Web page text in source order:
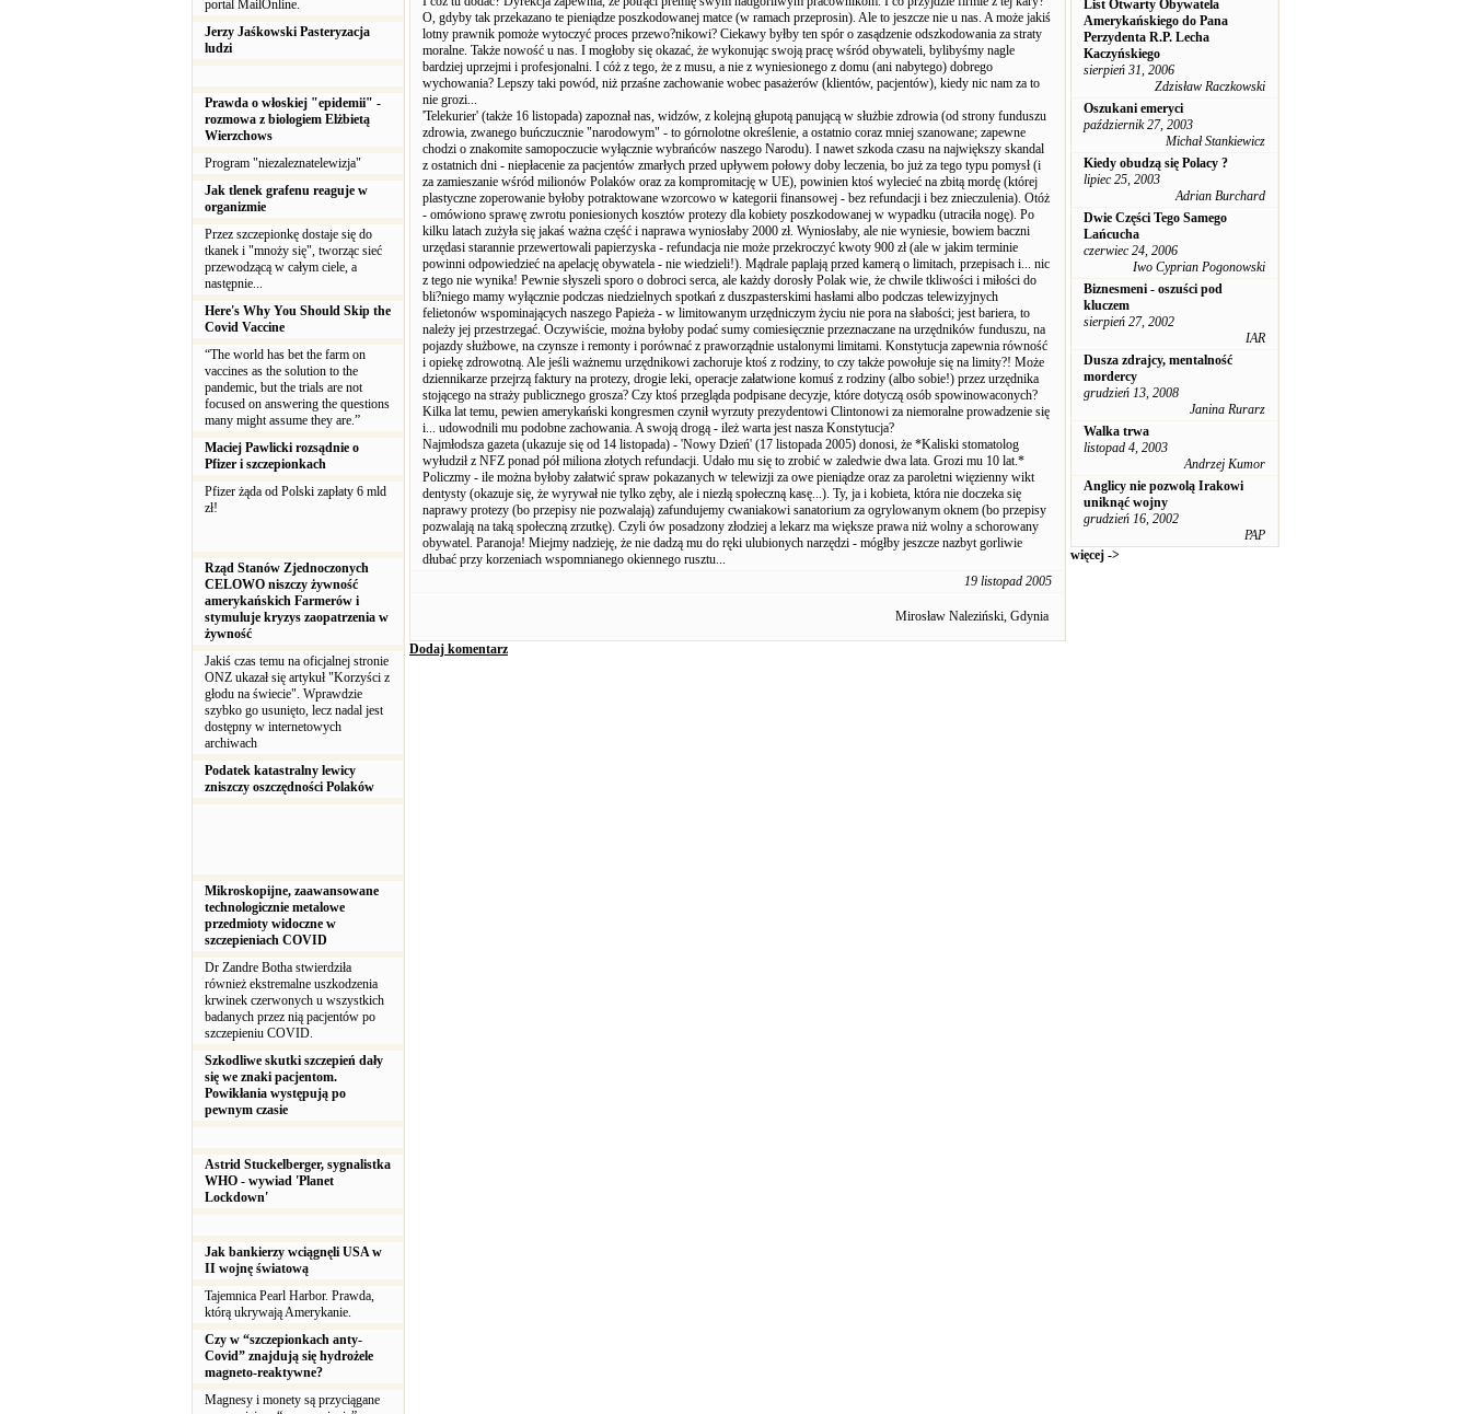
portal MailOnline.
Jerzy Jaśkowski Pasteryzacja
ludzi
Prawda o włoskiej "epidemii" -
rozmowa z biologiem Elżbietą
Wierzchows
Program "niezaleznatelewizja"
Jak tlenek grafenu reaguje w
organizmie
Przez szczepionkę dostaje się do
tkanek i "mnoży się", tworząc sieć
przewodzącą w całym ciele, a
następnie...
Here's Why You Should Skip the
Covid Vaccine
“The world has bet the farm on
vaccines as the solution to the
pandemic, but the trials are not
focused on answering the questions
many might assume they are.”
Maciej Pawlicki rozsądnie o
Pfizer i szczepionkach
Pfizer żąda od Polski zapłaty 6 mld
zł!
Rząd Stanów Zjednoczonych
CELOWO niszczy żywność
amerykańskich Farmerów i
stymuluje kryzys zaopatrzenia w
żywność
Jakiś czas temu na oficjalnej stronie
ONZ ukazał się artykuł "Korzyści z
głodu na świecie". Wprawdzie
szybko go usunięto, lecz nadal jest
dostępny w internetowych
archiwach
Podatek katastralny lewicy
zniszczy oszczędności Polaków
Mikroskopijne, zaawansowane
technologicznie metalowe
przedmioty widoczne w
szczepieniach COVID
Dr Zandre Botha stwierdziła
również ekstremalne uszkodzenia
krwinek czerwonych u wszystkich
badanych przez nią pacjentów po
szczepieniu COVID.
Szkodliwe skutki szczepień dały
się we znaki pacjentom.
Powikłania występują po
pewnym czasie
Astrid Stuckelberger, sygnalistka
WHO - wywiad 'Planet
Lockdown'
Jak bankierzy wciągnęli USA w
II wojnę światową
Tajemnica Pearl Harbor. Prawda,
którą ukrywają Amerykanie.
Czy w “szczepionkach anty-
Covid” znajdują się hydrożele
magneto-reaktywne?
Magnesy i monety są przyciągane
O, gdyby tak przekazano te pieniądze poszkodowanej matce (w ramach przeprosin). Ale to jeszcze nie u nas. A może jakiś
lotny prawnik pomoże wytoczyć proces przewo?nikowi? Ciekawy byłby ten spór o zasądzenie odszkodowania za straty
moralne. Także nowość u nas. I mogłoby się okazać, że wykonując swoją pracę wśród obywateli, bylibyśmy nagle
bardziej uprzejmi i profesjonalni. I cóż z tego, że z musu, a nie z wyniesionego z domu (ani nabytego) dobrego
wychowania? Lepszy taki powód, niż przaśne zachowanie wobec pasażerów (klientów, pacjentów), kiedy nic nam za to
nie grozi...
'Telekurier' (także 16 listopada) zapoznał nas, widzów, z kolejną głupotą panującą w służbie zdrowia (od strony funduszu
zdrowia, zwanego buńczucznie "narodowym" - to górnolotne określenie, a ostatnio coraz mniej szanowane; zapewne
chodzi o znakomite samopoczucie wyłącznie wybrańców naszego Narodu). I nawet szkoda czasu na największy skandal
z ostatnich dni - niepłacenie za pacjentów zmarłych przed upływem połowy doby leczenia, bo już za tego typu pomysł (i
za zamieszanie wśród milionów Polaków oraz za kompromitację w UE), powinien ktoś wylecieć na zbitą mordę (której
plastyczne zoperowanie byłoby potraktowane wzorcowo w kategorii finansowej - bez refundacji i bez znieczulenia). Otóż
- omówiono sprawę zwrotu poniesionych kosztów protezy dla kobiety poszkodowanej w wypadku (utraciła nogę). Po
kilku latach zużyła się jakaś ważna część i naprawa wyniosłaby 2000 zł. Wyniosłaby, ale nie wyniesie, bowiem baczni
urzędasi starannie przewertowali papierzyska - refundacja nie może przekroczyć kwoty 900 zł (ale w jakim terminie
powinni odpowiedzieć na apelację obywatela - nie wiedzieli!). Mądrale paplają przed kamerą o limitach, przepisach i... nic
z tego nie wynika! Pewnie słyszeli sporo o dobroci serca, ale każdy dorosły Polak wie, że chwile tkliwości i miłości do
bli?niego mamy wyłącznie podczas niedzielnych spotkań z duszpasterskimi hasłami albo podczas telewizyjnych
felietonów wspominających naszego Papieża - w limitowanym urzędniczym życiu nie pora na słabości; jest bariera, to
należy jej przestrzegać. Oczywiście, można byłoby podać sumy comiesięcznie przeznaczane na urzędników funduszu, na
pojazdy służbowe, na czynsze i remonty i porównać z praworządnie ustalonymi limitami. Konstytucja zapewnia równość
i opiekę zdrowotną. Ale jeśli ważnemu urzędnikowi zachoruje ktoś z rodziny, to czy także powołuje się na limity?! Może
dziennikarze przejrzą faktury na protezy, drogie leki, operacje załatwione komuś z rodziny (albo sobie!) przez urzędnika
stojącego na straży publicznego grosza? Czy ktoś przegląda podpisane decyzje, które dotyczą osób spowinowaconych?
Kilka lat temu, pewien amerykański kongresmen czynił wyrzuty prezydentowi Clintonowi za niemoralne prowadzenie się
i... udowodnili mu podobne zachowania. A swoją drogą - ileż warta jest nasza Konstytucja?
Najmłodsza gazeta (ukazuje się od 14 listopada) - 'Nowy Dzień' (17 listopada 2005) donosi, że *Kaliski stomatolog
wyłudził z NFZ ponad pół miliona złotych refundacji. Udało mu się to zrobić w zaledwie dwa lata. Grozi mu 10 lat.*
Policzmy - ile można byłoby załatwić spraw pokazanych w telewizji za owe pieniądze oraz za paroletni więzienny wikt
dentysty (okazuje się, że wyrywał nie tylko zęby, ale i niezłą społeczną kasę...). Ty, ja i kobieta, która nie doczeka się
naprawy protezy (bo przepisy nie pozwalają) zafundujemy cwaniakowi sanatorium za ogrylowanym oknem (bo przepisy
pozwalają na taką społeczną zrzutkę). Czyli ów posadzony złodziej a lekarz ma większe prawa niż wolny a schorowany
obywatel. Paranoja! Miejmy nadzieję, że nie dadzą mu do ręki ulubionych narzędzi - mógłby jeszcze nazbyt gorliwie
dłubać przy korzeniach wspomnianego okiennego rusztu...
19 listopad 2005
Mirosław Naleziński, Gdynia
Dodaj komentarz
List Otwarty Obywatela
Amerykańskiego do Pana
Perzydenta R.P. Lecha
Kaczyńskiego
sierpień 31, 2006
Zdzisław Raczkowski
Oszukani emeryci
październik 27, 2003
Michał Stankiewicz
Kiedy obudzą się Polacy ?
lipiec 25, 2003
Adrian Burchard
Dwie Części Tego Samego
Lańcucha
czerwiec 24, 2006
Iwo Cyprian Pogonowski
Biznesmeni - oszuści pod
kluczem
sierpień 27, 2002
IAR
Dusza zdrajcy, mentalność
mordercy
grudzień 13, 2008
Janina Rurarz
Walka trwa
listopad 4, 2003
Andrzej Kumor
Anglicy nie pozwolą Irakowi
uniknąć wojny
grudzień 16, 2002
PAP
więcej ->